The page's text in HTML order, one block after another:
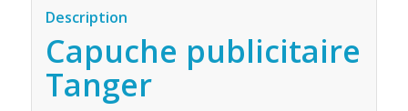
Description
Capuche publicitaire
Tanger